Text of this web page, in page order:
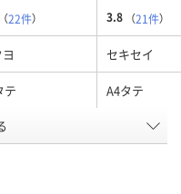
（22件） 3.8 （21件）
セキセイ
テ A4タテ
系 ブルー系